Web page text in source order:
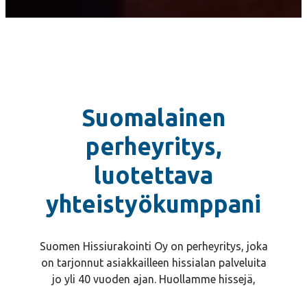
Suomalainen
perheyritys,
luotettava
yhteistyökumppani
Suomen Hissiurakointi Oy on perheyritys, joka
on tarjonnut asiakkailleen hissialan palveluita
jo yli 40 vuoden ajan. Huollamme hissejä,